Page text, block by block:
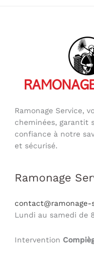
Ramonage Service,
cheminées, garantit
confiance à notre
et sécurisé.
Ramonage
contact@ramonage-
Lundi au samedi de
Intervention